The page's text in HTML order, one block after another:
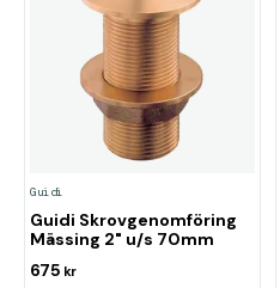
Guidi
Guidi Skrovgenomföring
Mässing 2" u/s 70mm
675 kr